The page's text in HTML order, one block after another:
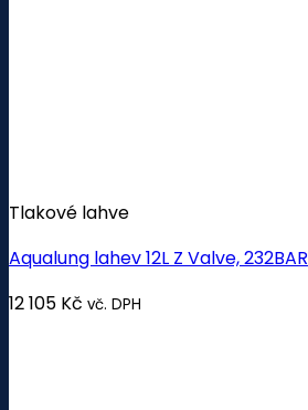
Tlakové lahve
Aqualung lahev 12L Z Valve, 232BAR
12 105 Kč vč. DPH